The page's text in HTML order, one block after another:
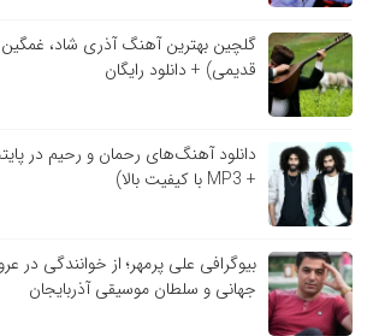
گلچین بهترین آهنگ آذری شاد،
قدیمی) + دانلود رایگان
دانلود آهنگ‌های رحمان و رحیم در
+ MP3 با کیفیت بالا)
بیوگرافی علی پرمهر؛ از خوانندگی در
جهانی و سلطان موسیقی آذربایجان